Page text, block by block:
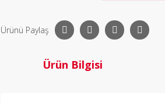
Ürünü Paylaş
Ürün Bilgisi